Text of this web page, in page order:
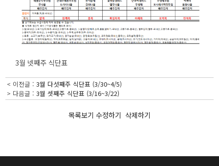
3월 넷째주 식단표
< 이전글 :3월 다섯째주 식단표 (3/30~4/5)
> 다음글 :3월 셋째주 식단표 (3/16~3/22)
목록보기 수정하기 삭제하기